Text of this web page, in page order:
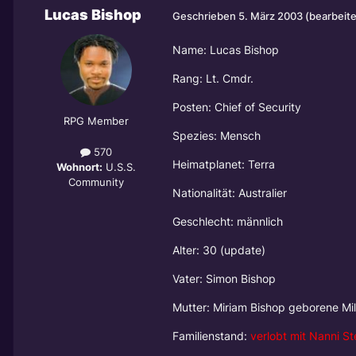
Lucas Bishop
RPG Member
570
Wohnort: U.S.S.
Community
Geschrieben 5. März 2003
Name: Lucas Bishop
Rang: Lt. Cmdr.
Posten: Chief of Security
Spezies: Mensch
Heimatplanet: Terra
Nationalität: Australier
Geschlecht: männlich
Alter: 30 (update)
Vater: Simon Bishop
Mutter: Miriam Bishop geborene
Familienstand: verlobt mit Nanni